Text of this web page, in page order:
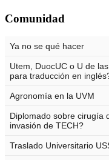
Comunidad